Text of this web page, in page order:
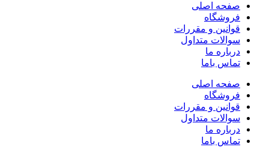
صفحه اصلی
فروشگاه
قوانین و مقررات
سوالات متداول
درباره ما
تماس باما
صفحه اصلی
فروشگاه
قوانین و مقررات
سوالات متداول
درباره ما
تماس باما